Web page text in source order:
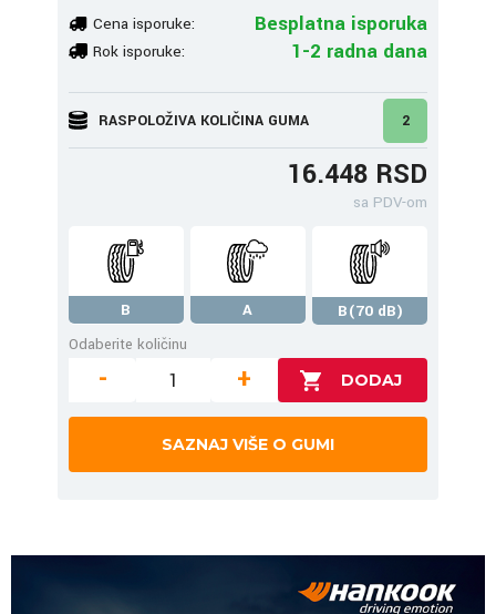
Cena isporuke: Besplatna isporuka
Rok isporuke: 1-2 radna dana
RASPOLOŽIVA KOLIČINA GUMA 2
16.448 RSD
sa PDV-om
B A
B(70 dB)
Odaberite količinu
- +
SAZNAJ VIŠE O GUMI